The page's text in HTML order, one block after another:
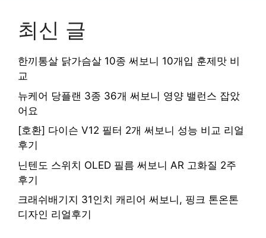
최신 글
한끼통살 닭가슴살 10종 써보니 10개입 훈제맛 비
교
뉴케어 당플랜 3종 36개 써보니 영양 밸런스 잡았
어요
[호환] 다이슨 V12 필터 2개 써보니 성능 비교 리얼
후기
닌텐도 스위치 OLED 필름 써보니 AR 고화질 2주
후기
크래쉬배기지 31인치 캐리어 써보니, 핑크 톤온톤
디자인 리얼후기